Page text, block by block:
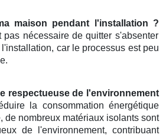
maison pendant l'installation ?
pas nécessaire de quitter s'absenter
car le processus est peu
respectueuse de l'environnement
la consommation énergétique
de nombreux matériaux isolants sont
de l'environnement, contribuant